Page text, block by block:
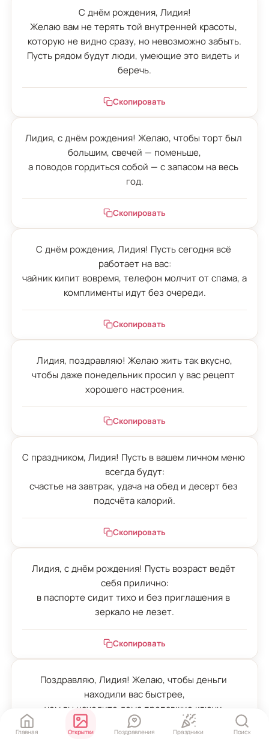
С днём рождения, Лидия!
Желаю вам не терять той внутренней красоты,
которую не видно сразу, но невозможно забыть.
Пусть рядом будут люди, умеющие это видеть и
беречь.
Скопировать
Лидия, с днём рождения! Желаю, чтобы торт был
большим, свечей — поменьше,
а поводов гордиться собой — с запасом на весь
год.
Скопировать
С днём рождения, Лидия! Пусть сегодня всё
работает на вас:
чайник кипит вовремя, телефон молчит от спама, а
комплименты идут без очереди.
Скопировать
Лидия, поздравляю! Желаю жить так вкусно,
чтобы даже понедельник просил у вас рецепт
хорошего настроения.
Скопировать
С праздником, Лидия! Пусть в вашем личном меню
всегда будут:
счастье на завтрак, удача на обед и десерт без
подсчёта калорий.
Скопировать
Лидия, с днём рождения! Пусть возраст ведёт
себя прилично:
в паспорте сидит тихо и без приглашения в
зеркало не лезет.
Скопировать
Поздравляю, Лидия! Желаю, чтобы деньги
находили вас быстрее,
чем вы находите дома пропавшие ключи.
Главная Открытки Поздравления Праздники Поиск